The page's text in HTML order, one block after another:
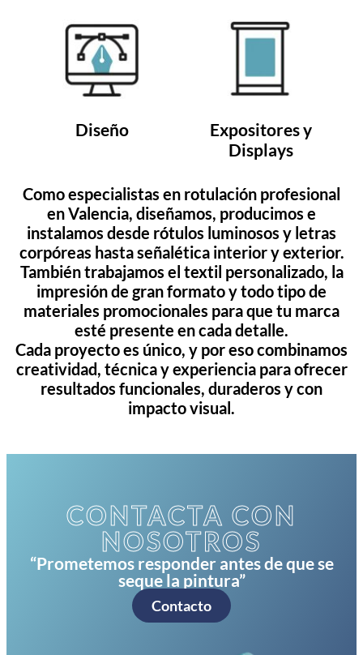
Diseño
Expositores y
Displays
Como especialistas en rotulación profesional
en Valencia, diseñamos, producimos e
instalamos desde rótulos luminosos y letras
corpóreas hasta señalética interior y exterior.
También trabajamos el textil personalizado, la
impresión de gran formato y todo tipo de
materiales promocionales para que tu marca
esté presente en cada detalle.
Cada proyecto es único, y por eso combinamos
creatividad, técnica y experiencia para ofrecer
resultados funcionales, duraderos y con
impacto visual.
CONTACTA CON
NOSOTROS
“Prometemos responder antes de que se
seque la pintura”
Contacto